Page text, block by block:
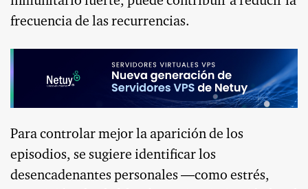
frecuencia de las recurrencias.
Para controlar mejor la aparición de los
episodios, se sugiere identificar los
desencadenantes personales —como estrés,